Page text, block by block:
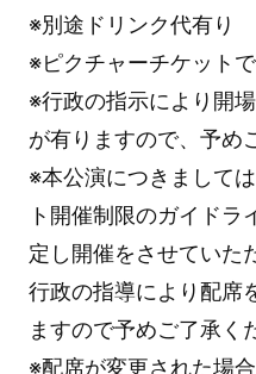
※別途ドリンク代有り
※ピクチャーチケット
※行政の指示により開
が有りますので、予め
※本公演につきまして
ト開催制限のガイドラ
定し開催をさせていた
行政の指導により配席
ますので予めご了承く
※配席が変更された場